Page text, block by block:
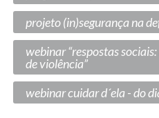
projeto (in)segurança na
webinar “respostas
de violência”
webinar cuidar d´ela - do